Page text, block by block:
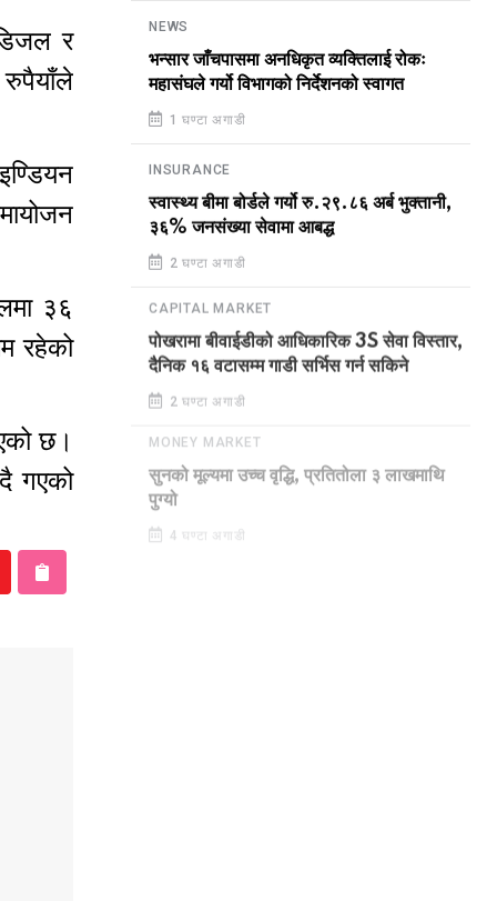
र
३६
रहेको
छ।
गएको
NEWS
भन्सार जाँचपासमा अनधिकृत व्यक्तिलाई रोकः
महासंघले गर्यो विभागको निर्देशनको स्वागत
1 घण्टा अगाडी
INSURANCE
स्वास्थ्य बीमा बोर्डले गर्यो रु.२९.८६ अर्ब भुक्तानी,
३६% जनसंख्या सेवामा आबद्ध
2 घण्टा अगाडी
CAPITAL MARKET
पोखरामा बीवाईडीको आधिकारिक 3S सेवा विस्तार,
दैनिक १६ वटासम्म गाडी सर्भिस गर्न सकिने
2 घण्टा अगाडी
सुनको मूल्यमा उच्च वृद्धि, प्रतितोला ३ लाखमाथि
पुग्यो